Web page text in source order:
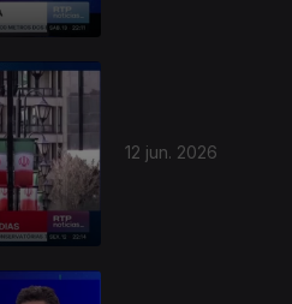
12 jun. 2026